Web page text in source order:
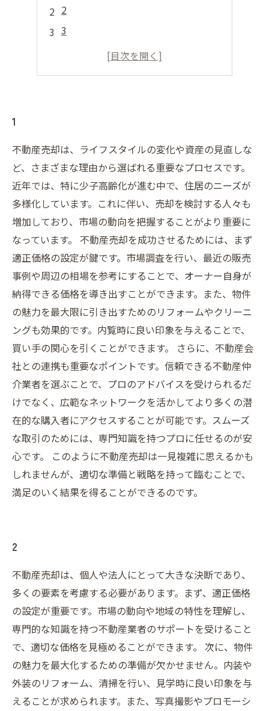
2
3
1
不動産売却は、ライフスタイルの変化や資産の見直しな
ど、さまざまな理由から選ばれる重要なプロセスです。
近年では、特に少子高齢化が進む中で、住居のニーズが
多様化しています。これに伴い、売却を検討する人々も
増加しており、市場の動向を把握することがより重要に
なっています。 不動産売却を成功させるためには、まず
適正価格の設定が鍵です。市場調査を行い、最近の販売
事例や周辺の相場を参考にすることで、オーナー自身が
納得できる価格を導き出すことができます。また、物件
の魅力を最大限に引き出すためのリフォームやクリーニ
ングも効果的です。内覧時に良い印象を与えることで、
買い手の関心を引くことができます。 さらに、不動産会
社との連携も重要なポイントです。信頼できる不動産仲
介業者を選ぶことで、プロのアドバイスを受けられるだ
けでなく、広範なネットワークを活かしてより多くの潜
在的な購入者にアクセスすることが可能です。スムーズ
な取引のためには、専門知識を持つプロに任せるのが安
心です。 このように不動産売却は一見複雑に思えるかも
しれませんが、適切な準備と戦略を持って臨むことで、
満足のいく結果を得ることができるのです。
2
不動産売却は、個人や法人にとって大きな決断であり、
多くの要素を考慮する必要があります。まず、適正価格
の設定が重要です。市場の動向や地域の特性を理解し、
専門的な知識を持つ不動産業者のサポートを受けること
で、適切な価格を見極めることができます。 次に、物件
の魅力を最大化するための準備が欠かせません。内装や
外装のリフォーム、清掃を行い、見学時に良い印象を与
えることが求められます。また、写真撮影やプロモーシ